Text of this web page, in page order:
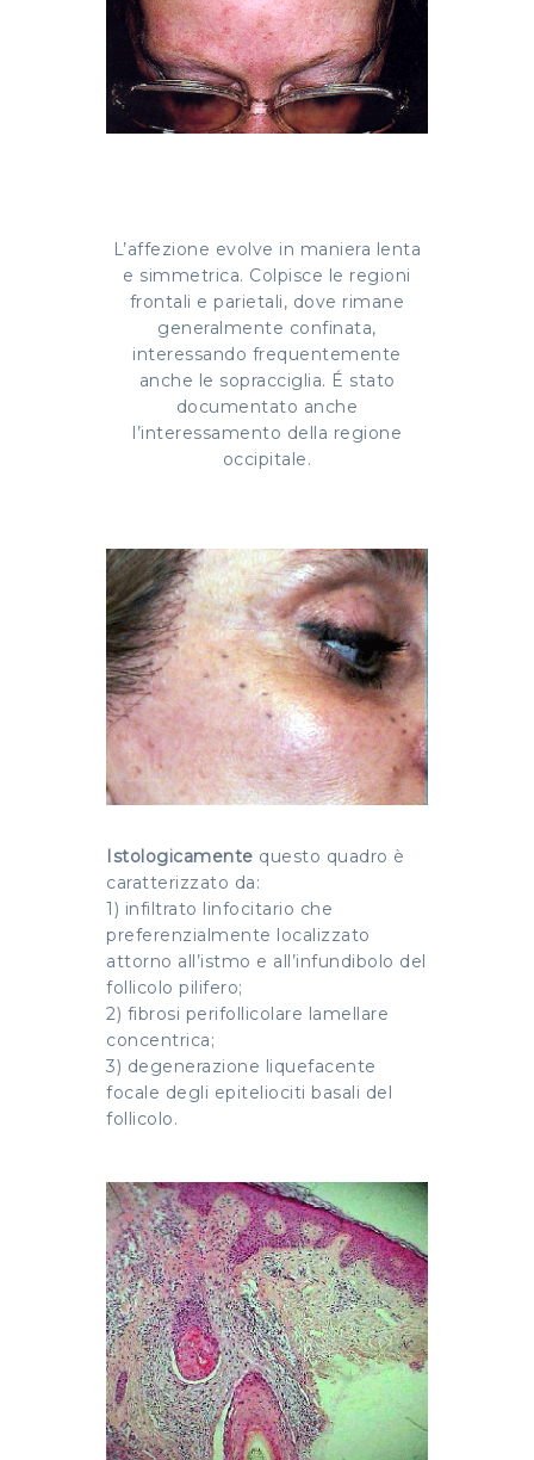
L’affezione evolve in maniera lenta
e simmetrica. Colpisce le regioni
frontali e parietali, dove rimane
generalmente confinata,
interessando frequentemente
anche le sopracciglia. É stato
documentato anche
l’interessamento della regione
occipitale.
Istologicamente questo quadro è
caratterizzato da:
1) infiltrato linfocitario che
preferenzialmente localizzato
attorno all’istmo e all’infundibolo del
follicolo pilifero;
2) fibrosi perifollicolare lamellare
concentrica;
3) degenerazione liquefacente
focale degli epiteliociti basali del
follicolo.